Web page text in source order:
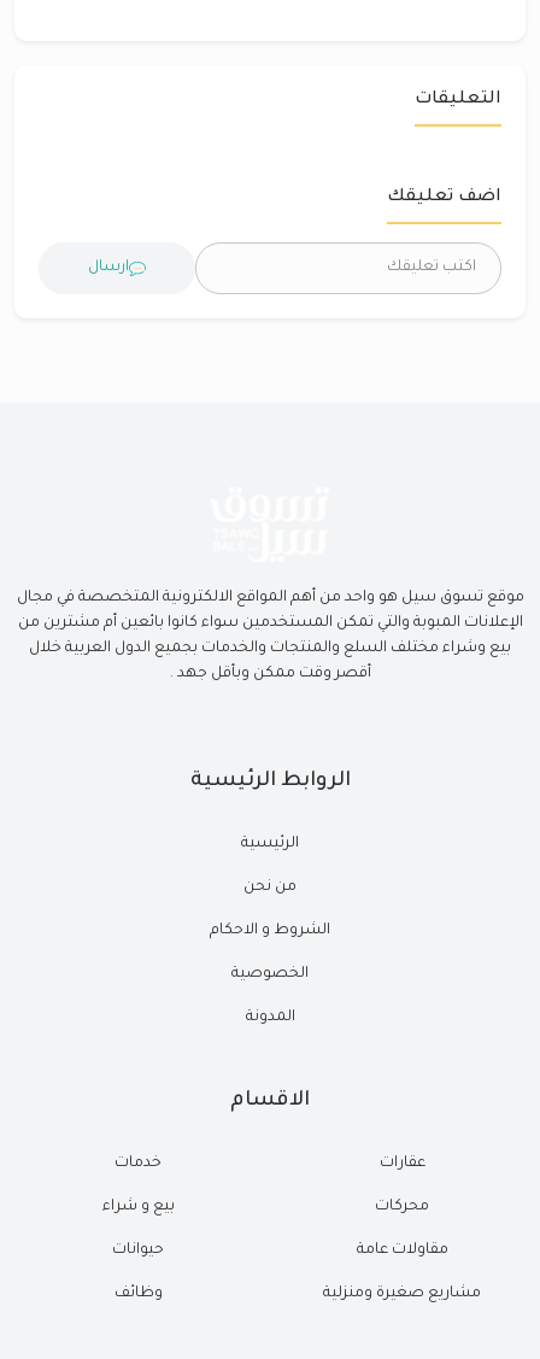
التعليقات
اضف تعليقك
ارسال
موقع تسوق سيل هو واحد من أهم المواقع الالكترونية المتخصصة في مجال
الإعلانات المبوبة والتي تمكن المستخدمين سواء كانوا بائعين أم مشترين من
بيع وشراء مختلف السلع والمنتجات والخدمات بجميع الدول العربية خلال
أقصر وقت ممكن وبأقل جهد .
الروابط الرئيسية
الرئيسية
من نحن
الشروط و الاحكام
الخصوصية
المدونة
الاقسام
عقارات
محركات
مقاولات عامة
مشاريع صغيرة ومنزلية
خدمات
بيع و شراء
حيوانات
وظائف